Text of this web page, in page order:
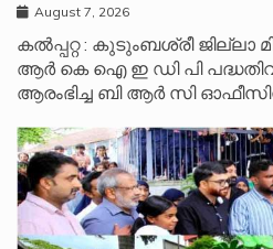
August 7, 2026
കൽപ്പറ്റ : കുടുംബശ്രീ
ആർ കെ ഐ ഇ ഡി പി
ആരംഭിച്ച ബി ആർ സി